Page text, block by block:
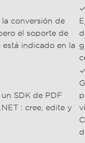
conversión de
el soporte de
está indicado en la
SDK de PDF
: cree, edite y